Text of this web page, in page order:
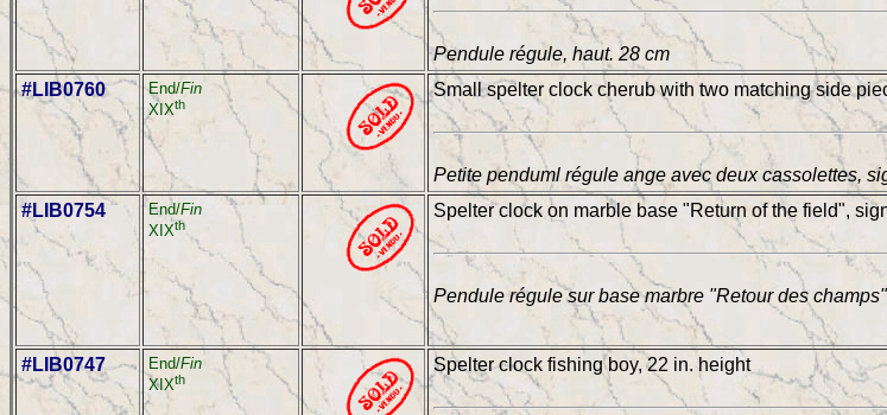
Pendule régule, haut. 28 cm
#LIB0760
End/Fin
XIXth
Small spelter clock cherub with two matching side
Petite penduml régule ange avec deux cassolettes,
#LIB0754
End/Fin
XIXth
Spelter clock on marble base "Return of the field",
Pendule régule sur base marbre "Retour des
#LIB0747 End/Fin
XIXth
Spelter clock fishing boy, 22 in. height